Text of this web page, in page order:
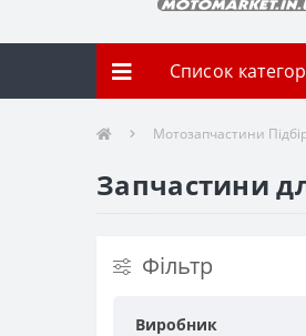
Список
Мотозапчастини
Запчастини
Фільтр
Виробник